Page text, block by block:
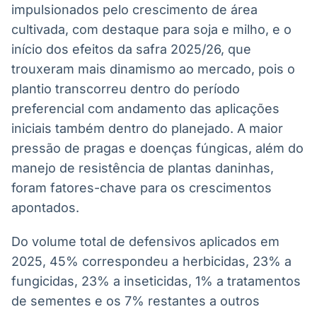
inteligente de
conteúdos
plataforma para
de investimento
IA
Em breve
BroadFast
Gestão de
Investimentos
Tokenização
de ativos
Crédito
Em breve
impulsionados pelo crescimento de área
cultivada, com destaque para soja e milho, e o
início dos efeitos da safra 2025/26, que
trouxeram mais dinamismo ao mercado, pois o
plantio transcorreu dentro do período
preferencial com andamento das aplicações
iniciais também dentro do planejado. A maior
pressão de pragas e doenças fúngicas, além do
manejo de resistência de plantas daninhas,
foram fatores-chave para os crescimentos
apontados.
Do volume total de defensivos aplicados em
2025, 45% correspondeu a herbicidas, 23% a
fungicidas, 23% a inseticidas, 1% a tratamentos
de sementes e os 7% restantes a outros